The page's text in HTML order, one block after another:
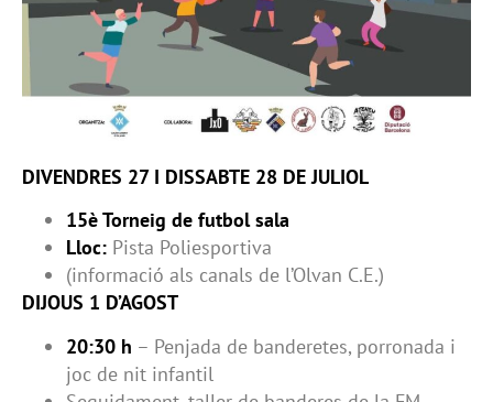
DIVENDRES 27 I DISSABTE 28 DE JULIOL
15è Torneig de futbol sala
Lloc: Pista Poliesportiva
(informació als canals de l’Olvan C.E.)
DIJOUS 1 D’AGOST
20:30 h – Penjada de banderetes, porronada i
joc de nit infantil